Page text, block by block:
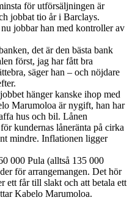
för utförsäljningen är
jobbat tio år i Barclays.
jobbar han med kontroller av
det är den bästa bank
först, jag har fått bra
säger han – och nöjdare
hänger kanske ihop med
Marumoloa är nygift, han har
hus och bil. Lånen
kundernas låneränta på cirka
mindre. Inflationen ligger
000 Pula (alltså 135 000
för arrangemangen. Det hör
ett får till slakt och att betala ett
Kabelo Marumoloa.